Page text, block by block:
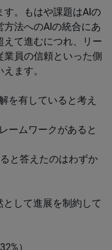
。もはや課題はAIの
法へのAIの統合にあ
えて進むにつれ、リー
業員の信頼といった側
ます。
を有していると考え
ームワークがあると
と答えたのはわずか
して進展を制約して
）